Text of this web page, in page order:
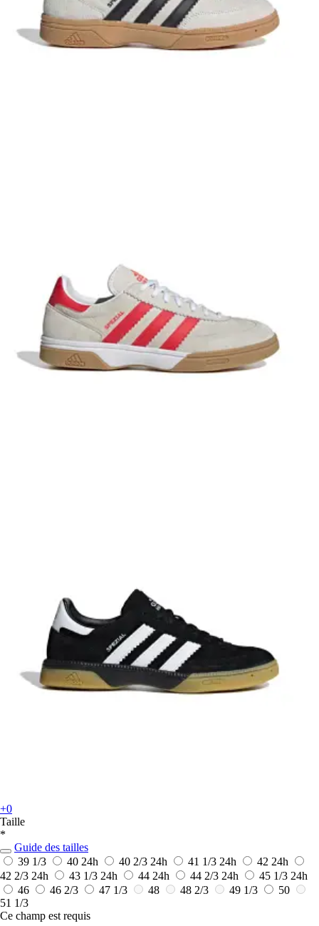
+0
Taille
*
Guide des tailles
39 1/3
40 24h 40 2/3 24h 41 1/3 24h 42 24h
42 2/3 24h 43 1/3 24h 44 24h 44 2/3 24h 45 1/3 24h
46
46 2/3 47 1/3 48 48 2/3 49 1/3
50
51 1/3
Ce champ est requis